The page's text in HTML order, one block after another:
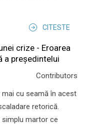
CITESTE
crize - Eroarea
a președintelui
Contributors
cu seamă în acest
retorică.
martor ce